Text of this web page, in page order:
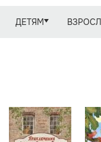
ДЕТЯМ